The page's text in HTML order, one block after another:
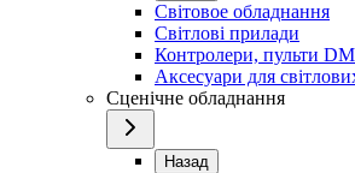
Світовое обладнання
Світлові прилади
Контролери, пульти
Аксесуари для
Сценічне обладнання
Назад